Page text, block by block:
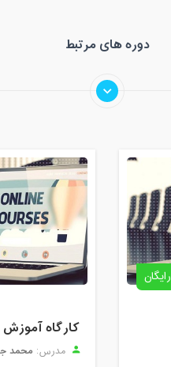
دوره های مرتبط
رایگان
مدرس: محمد